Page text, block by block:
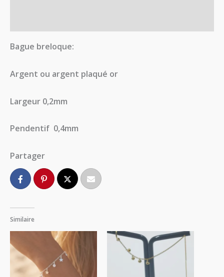
Bague breloque:
Argent ou argent plaqué or
Largeur 0,2mm
Pendentif 0,4mm
Partager
Similaire